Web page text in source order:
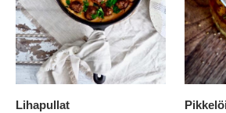
Lihapullat